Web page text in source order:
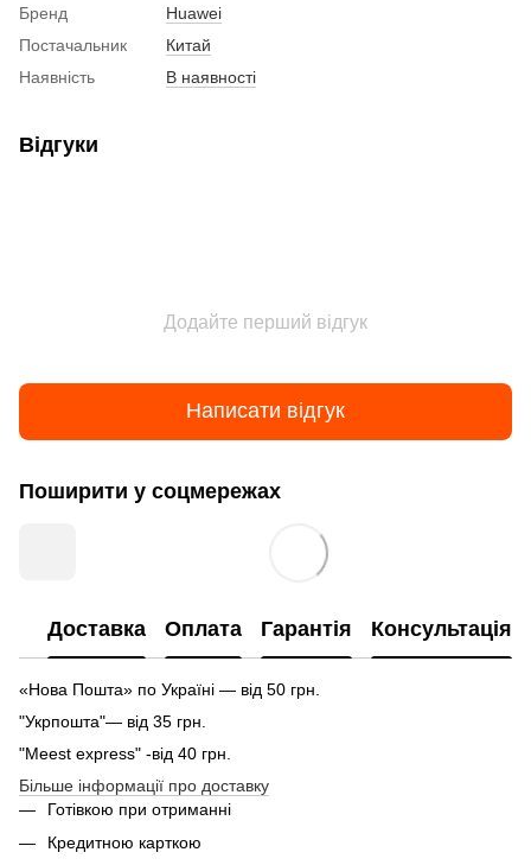
Бренд
Huawei
Постачальник
Китай
Наявність
В наявності
Відгуки
Додайте перший відгук
Написати відгук
Поширити у соцмережах
Доставка Оплата Гарантія Консультація
«Нова Пошта» по Україні — від 50 грн.
"Укрпошта"— від 35 грн.
"Meest express" -від 40 грн.
Більше інформації про доставку
Готівкою при отриманні
Кредитною карткою